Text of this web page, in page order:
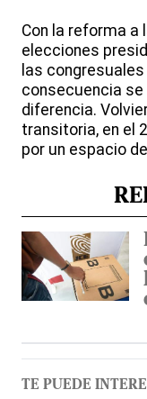
Con la reforma a
elecciones
las
consecuencia se
diferencia.
transitoria, en el
por un espacio
TE PUEDE